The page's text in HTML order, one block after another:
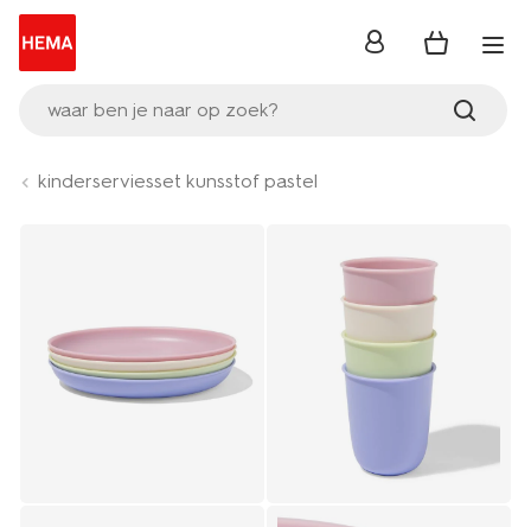
waar ben je naar op zoek?
inloggen
kinderserviesset kunsstof pastel